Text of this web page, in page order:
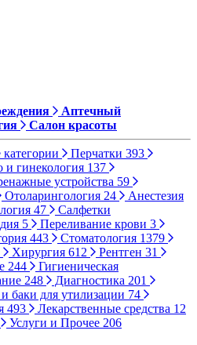
Аптечный
Салон красоты
категории Перчатки 393
и гинекология 137
устройства 59
Отоларингология 24
Анестезия
47
Салфетки
5 Переливание крови 3
443 Стоматология 1379
Хирургия 612 Рентген 31
244
Гигиеническая
248 Диагностика 201
баки для утилизации 74
493 Лекарственные средства 12
Услуги и Прочее 206